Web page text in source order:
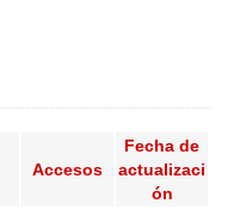
Accesos
Fecha de
actualizaci
ón